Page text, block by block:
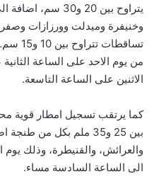
يتراوح بين 20 و30
وخنيفرة وميدلت وورزازات
من يوم الاحد على الساعة
الاثنين على الساعة التاسعة.
كما يرتقب تسجيل امطار قوية
بين 25 و35 ملم بكل من
والعرائش، والقنيطرة، وذلك
الى الساعة السادسة مساء.